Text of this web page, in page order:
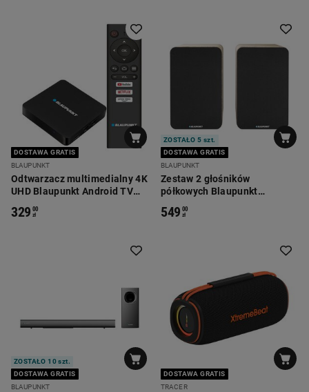
DOSTAWA GRATIS
BLAUPUNKT
Odtwarzacz multimedialny 4K
UHD Blaupunkt Android TV
329 00
zł
ZOSTAŁO 5 szt.
DOSTAWA GRATIS
BLAUPUNKT
Zestaw 2 głośników
półkowych Blaupunkt
549 00
zł
ZOSTAŁO 10 szt.
DOSTAWA GRATIS
BLAUPUNKT
DOSTAWA GRATIS
TRACER